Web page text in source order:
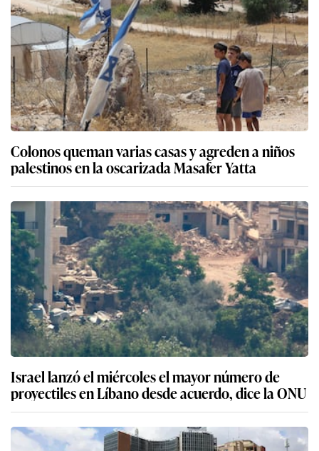
Colonos queman varias casas y agreden a niños
palestinos en la oscarizada Masafer Yatta
Israel lanzó el miércoles el mayor número de
proyectiles en Líbano desde acuerdo, dice la ONU